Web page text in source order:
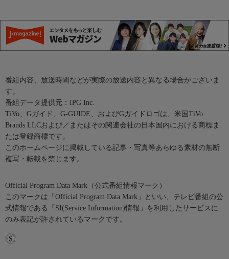
番組内容、放送時間などが実際の放送内容と異なる場合がございま
す。
番組データ提供元：IPG Inc.
TiVo、Gガイド、G-GUIDE、およびGガイドロゴは、米国TiVo
Brands LLCおよび／またはその関連会社の日本国内における商標ま
たは登録商標です。
このホームページに掲載している記事・写真等あらゆる素材の無断
複写・転載を禁じます。
Official Program Data Mark（公式番組情報マーク）
このマークは「Official Program Data Mark」といい、テレビ番組の公
式情報である「SI(Service Information)情報」を利用したサービスに
のみ表記が許されているマークです。